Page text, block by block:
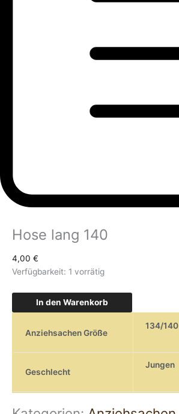
Hose lang 140
4,00 €
Verfügbarkeit: 1 vorrätig
In den Warenkorb
Anziehsachen Größe
134/140
Geschlecht
Jungen